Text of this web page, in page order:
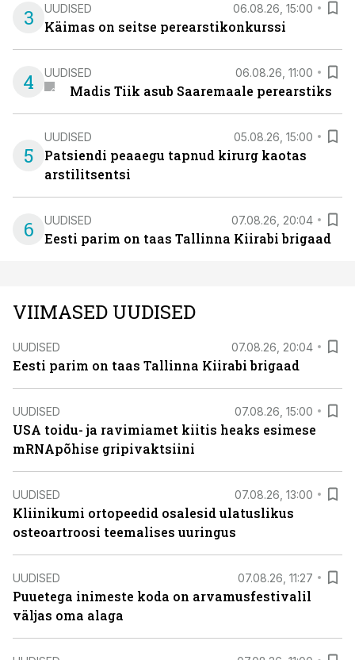
3 UUDISED 06.08.26, 15:00
Käimas on seitse perearstikonkurssi
4 UUDISED 06.08.26, 11:00
Madis Tiik asub Saaremaale perearstiks
5
UUDISED 05.08.26, 15:00
Patsiendi peaaegu tapnud kirurg kaotas
arstilitsentsi
6 UUDISED 07.08.26, 20:04
Eesti parim on taas Tallinna Kiirabi brigaad
VIIMASED UUDISED
UUDISED 07.08.26, 20:04
Eesti parim on taas Tallinna Kiirabi brigaad
UUDISED 07.08.26, 15:00
USA toidu- ja ravimiamet kiitis heaks esimese
mRNApõhise gripivaktsiini
UUDISED 07.08.26, 13:00
Kliinikumi ortopeedid osalesid ulatuslikus
osteoartroosi teemalises uuringus
UUDISED 07.08.26, 11:27
Puuetega inimeste koda on arvamusfestivalil
väljas oma alaga